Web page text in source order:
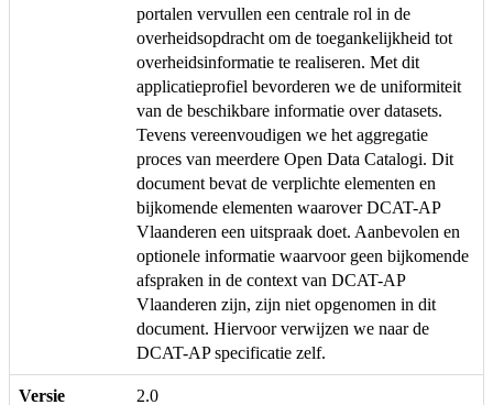
portalen vervullen een centrale rol in de
overheidsopdracht om de toegankelijkheid tot
overheidsinformatie te realiseren. Met dit
applicatieprofiel bevorderen we de uniformiteit
van de beschikbare informatie over datasets.
Tevens vereenvoudigen we het aggregatie
proces van meerdere Open Data Catalogi. Dit
document bevat de verplichte elementen en
bijkomende elementen waarover DCAT-AP
Vlaanderen een uitspraak doet. Aanbevolen en
optionele informatie waarvoor geen bijkomende
afspraken in de context van DCAT-AP
Vlaanderen zijn, zijn niet opgenomen in dit
document. Hiervoor verwijzen we naar de
DCAT-AP specificatie zelf.
Versie 2.0